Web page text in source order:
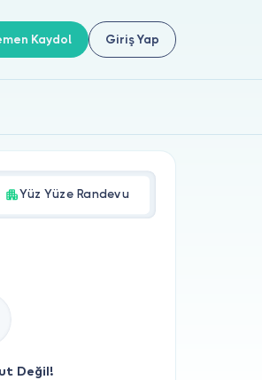
Kaydol Giriş Yap
Yüz Yüze Randevu
Değil!